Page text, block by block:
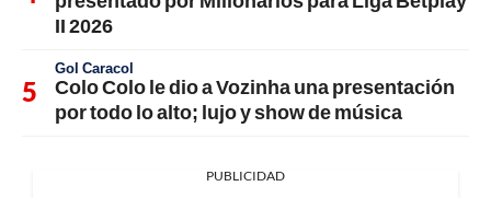
II 2026
Gol Caracol
Colo Colo le dio a Vozinha una presentación
por todo lo alto; lujo y show de música
PUBLICIDAD